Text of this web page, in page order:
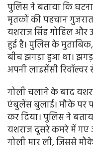
पुलिस ने बताया कि
मृतकों की पहचान गुजरात
यशराज सिंह गोहिल और
हुई है। पुलिस के
बीच झगड़ा हुआ था।
अपनी लाइसेंसी रिवॉल्वर
गोली चलाने के बाद
एंबुलेंस बुलाई। मौके पर
कर दिया। पुलिस ने
यशराज दूसरे कमरे में गए
गोली मार ली, जिससे